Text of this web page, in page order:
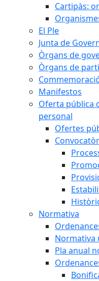
Cartipàs:
El Ple
Junta de
Òrgans de
Òrgans de
Manifestos
Oferta pública
personal
Ofertes
Normativa
Normativa
Pla anual